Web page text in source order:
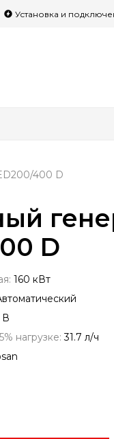
Установка и
400 D
D
160 кВт
В
нагрузке:31.7 л/ч